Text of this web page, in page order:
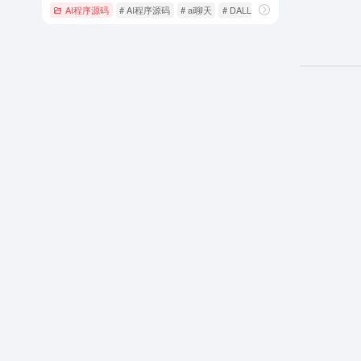
AI程序源码 # AI程序源码 # ai聊天 # DALL-E3文生图